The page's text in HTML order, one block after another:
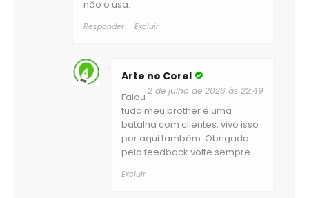
não o usa.
Responder Excluir
Arte no Corel
2 de julho de 2026 às 22:49
Falou
tudo meu brother é uma
batalha com clientes, vivo isso
por aqui também. Obrigado
pelo feedback volte sempre.
Excluir